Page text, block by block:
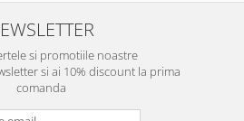
si promotiile noastre
si ai 10% discount la prima
comanda